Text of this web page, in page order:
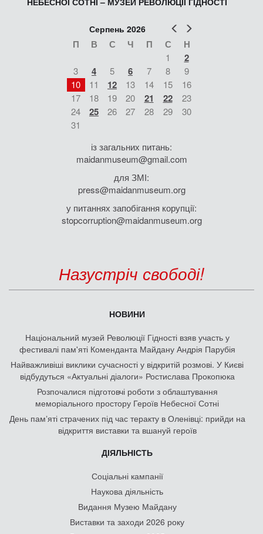
Попер
Серпень 2026
П В С Ч П С Н
1 2
3 4 5 6 7 8
9
10
11 12 13 14 15
16
17
18 19 20 21 22
23
24
25 26 27 28 29
30
31
із загальних питань:
maidanmuseum@gmail.com
для ЗМІ:
press@maidanmuseum.org
у питаннях запобігання корупції:
stopcorruption@maidanmuseum.org
Назустріч свободі!
НОВИНИ
Національний музей Революції Гідності взяв участь у
фестивалі пам'яті Коменданта Майдану Андрія Парубія
Найважливіші виклики сучасності у відкритій розмові. У Києві
відбудуться «Актуальні діалоги» Ростислава Прокопюка
Розпочалися підготовчі роботи з облаштування
меморіального простору Героїв Небесної Сотні
День памʼяті страчених під час теракту в Оленівці: прийди на
відкриття виставки та вшануй героїв
ДІЯЛЬНІСТЬ
Соціальні кампанії
Наукова діяльність
Видання Музею Майдану
Виставки та заходи 2026 року